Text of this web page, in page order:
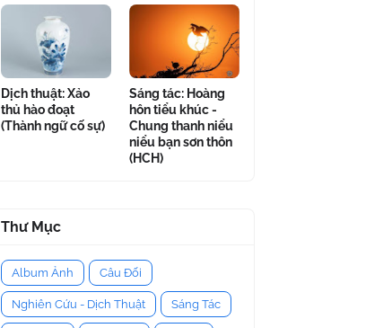
Dịch thuật: Xảo
thủ hào đoạt
(Thành ngữ cố sự)
Sáng tác: Hoàng
hôn tiểu khúc -
Chung thanh niểu
niểu bạn sơn thôn
(HCH)
Thư Mục
Album Ảnh Câu Đối
Nghiên Cứu - Dịch Thuật Sáng Tác